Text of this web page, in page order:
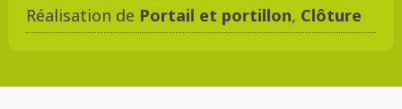
Réalisation de Portail et portillon, Clôture